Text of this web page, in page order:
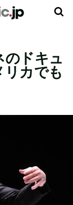
ドキュ
カでも